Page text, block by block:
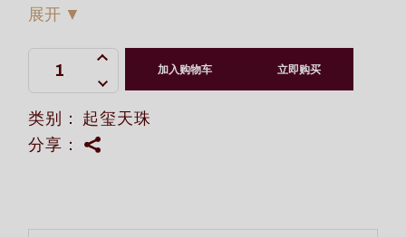
展开 ▼
补财库步步升三眼老天珠 quantity
加入购物车 立即购买
类别：
起玺天珠
分享：